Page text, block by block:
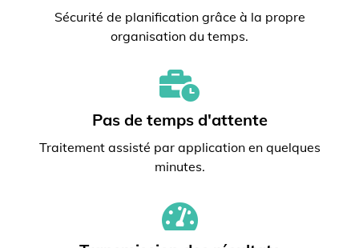
Sécurité de planification grâce à la propre
organisation du temps.
Pas de temps d'attente
Traitement assisté par application en quelques
minutes.